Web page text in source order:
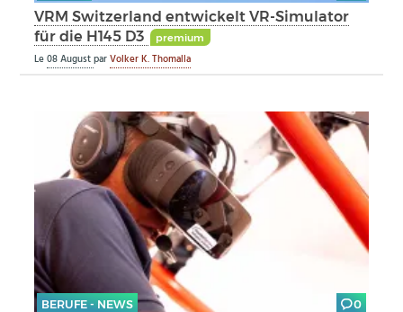
VRM Switzerland entwickelt VR-Simulator
für die H145 D3
premium
Le08 AugustparVolker K. Thomalla
BERUFE - NEWS 0